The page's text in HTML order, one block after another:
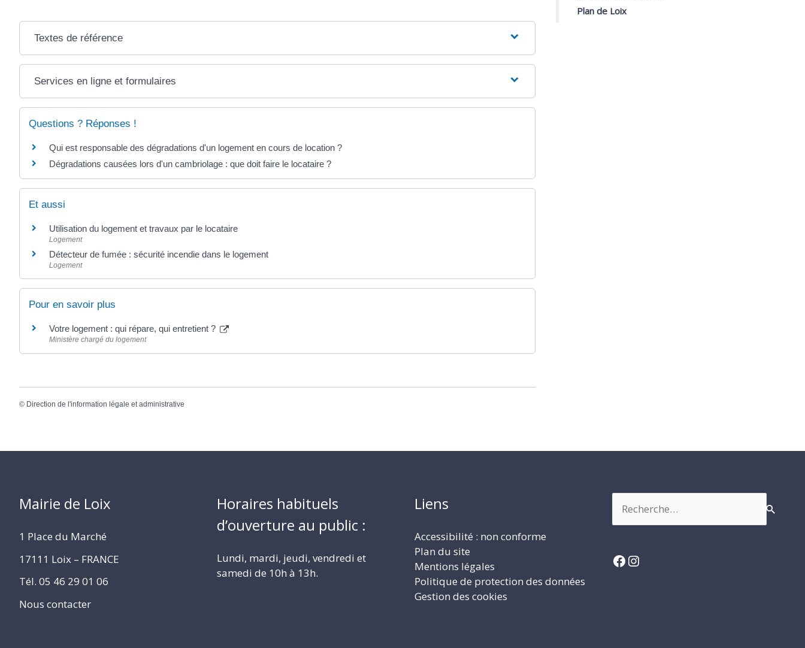
Textes de référence
Services en ligne et formulaires
Questions ? Réponses !
Qui est responsable des dégradations d'un logement en cours de location ?
Dégradations causées lors d'un cambriolage : que doit faire le locataire ?
Et aussi
Utilisation du logement et travaux par le locataire
Logement
Détecteur de fumée : sécurité incendie dans le logement
Logement
Pour en savoir plus
Votre logement : qui répare, qui entretient ?
Ministère chargé du logement
© Direction de l'information légale et administrative
Plan de Loix
Mairie de Loix
1 Place du Marché
17111 Loix – FRANCE
Tél. 05 46 29 01 06
Nous contacter
Horaires habituels
d’ouverture au public :
Lundi, mardi, jeudi, vendredi et
samedi de 10h à 13h.
Liens
Accessibilité : non conforme
Plan du site
Mentions légales
Politique de protection des données
Gestion des cookies
Facebook
Instagram